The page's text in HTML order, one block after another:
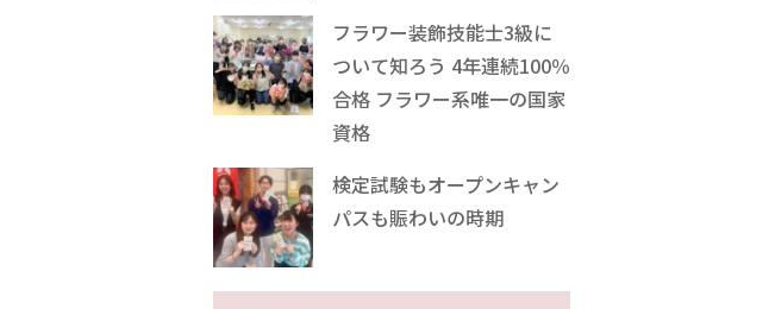
フラワー装飾技能士3級に
ついて知ろう 4年連続100％
合格 フラワー系唯一の国家
資格
検定試験もオープンキャン
パスも賑わいの時期